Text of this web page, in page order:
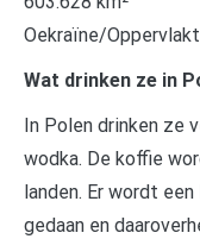
Oekraïne/
Wat drinken ze in
In Polen drinken ze
wodka. De koffie
landen. Er wordt
gedaan en